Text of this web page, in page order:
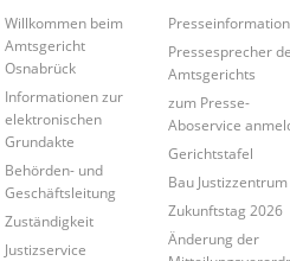
Willkommen beim
Amtsgericht
Osnabrück
Informationen zur
elektronischen
Grundakte
Behörden- und
Geschäftsleitung
Zuständigkeit
Justizservice
Pressesprecher
Amtsgerichts
zum Presse-
Aboservice
Gerichtstafel
Bau Justizzentrum
Zukunftstag 2026
Änderung der